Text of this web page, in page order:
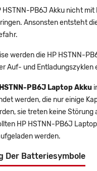
HSTNN-PB6J Akku nicht mit
Ansonsten entsteht
werden die HP HSTNN-
Auf- und Entladungszyklen
PB6J Laptop Akku
werden, die nur einige
sie treten keine Störung
HP HSTNN-PB6J
werden.
Der Batteriesymbole